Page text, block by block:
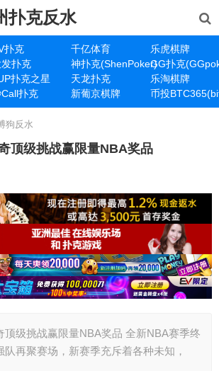
扑克反水
扑克 千亿体育
乐虎棋牌
发扑克 神扑克(ShenPoker)GG扑克
扑克之星 天龙扑克
乐淘棋牌
扑克 新葡京棋牌 币投
狗反水
顶级挑战赢限量NBA奖品
顶级挑战赢限量NBA奖品 全新NBA赛季终
再聚赛场，新赛季充斥着各种未知，